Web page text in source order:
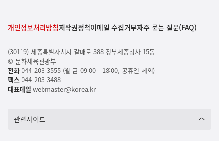
개인정보처리방침저작권정책이메일 수집거부자주 묻는 질문(FAQ)
(30119) 세종특별자치시 갈매로 388 정부세종청사 15동
© 문화체육관광부
전화044-203-3555 (월-금 09:00 - 18:00, 공휴일 제외)
팩스044-203-3488
대표메일 webmaster@korea.kr
관련사이트